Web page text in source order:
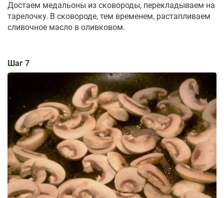
Достаем медальоны из сковороды, перекладываем на
тарелочку. В сковороде, тем временем, растапливаем
сливочное масло в оливковом.
Шаг 7